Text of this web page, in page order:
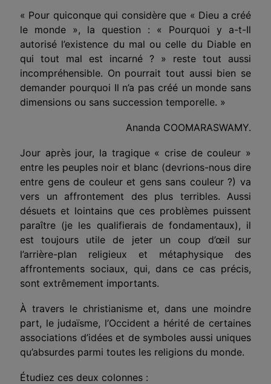
« Pour quiconque qui considère que « Dieu a créé
le monde », la question : « Pourquoi y a-t-Il
autorisé l’existence du mal ou celle du Diable en
qui tout mal est incarné ? » reste tout aussi
incompréhensible. On pourrait tout aussi bien se
demander pourquoi Il n’a pas créé un monde sans
dimensions ou sans succession temporelle. »
Ananda COOMARASWAMY.
Jour après jour, la tragique « crise de couleur »
entre les peuples noir et blanc (devrions-nous dire
entre gens de couleur et gens sans couleur ?) va
vers un affrontement des plus terribles. Aussi
désuets et lointains que ces problèmes puissent
paraître (je les qualifierais de fondamentaux), il
est toujours utile de jeter un coup d’œil sur
l’arrière-plan religieux et métaphysique des
affrontements sociaux, qui, dans ce cas précis,
sont extrêmement importants.
À travers le christianisme et, dans une moindre
part, le judaïsme, l’Occident a hérité de certaines
associations d’idées et de symboles aussi uniques
qu’absurdes parmi toutes les religions du monde.
Étudiez ces deux colonnes :